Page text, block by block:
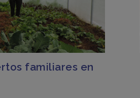
familiares en